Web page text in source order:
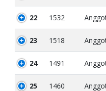
22 1532
23 1518
24 1491
25 1460